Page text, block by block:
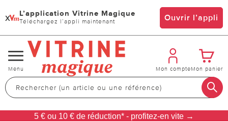
x L’application Vitrine Magique
Téléchargez l’appli maintenant Ouvrir l’appli
Changer
de
navigation
Menu Mon compteMon panier
5 € ou 10 € de réduction* - profitez-en vite →